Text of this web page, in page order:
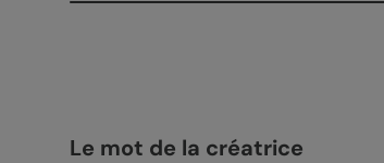
Le mot de la créatrice